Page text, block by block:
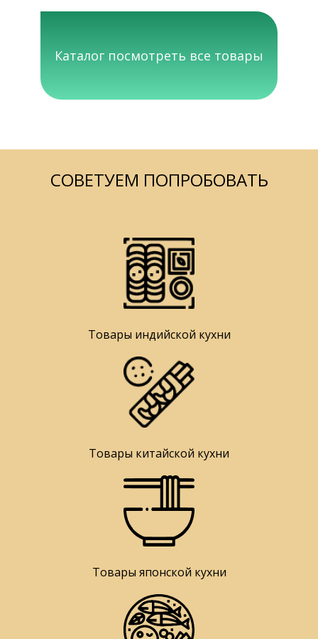
Каталог посмотреть все товары
СОВЕТУЕМ ПОПРОБОВАТЬ
Товары индийской кухни
Товары китайской кухни
Товары японской кухни